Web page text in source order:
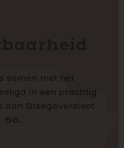
samen met het
in een prachtig
aan Steegoversloot
56.